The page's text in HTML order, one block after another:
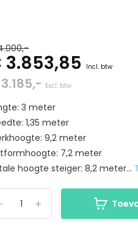
3.853,85 Incl. btw
Excl. btw
3 meter
1,35 meter
9,2 meter
7,2 meter
hoogte steiger: 8,2 meter...
+